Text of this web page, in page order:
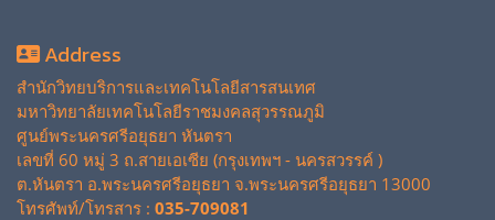
Address
สำนักวิทยบริการและเทคโนโลยีสารสนเทศ
มหาวิทยาลัยเทคโนโลยีราชมงคลสุวรรณภูมิ
ศูนย์พระนครศรีอยุธยา หันตรา
เลขที่ 60 หมู่ 3 ถ.สายเอเซีย (กรุงเทพฯ - นครสวรรค์ )
ต.หันตรา อ.พระนครศรีอยุธยา จ.พระนครศรีอยุธยา 13000
โทรศัพท์/โทรสาร : 035-709081